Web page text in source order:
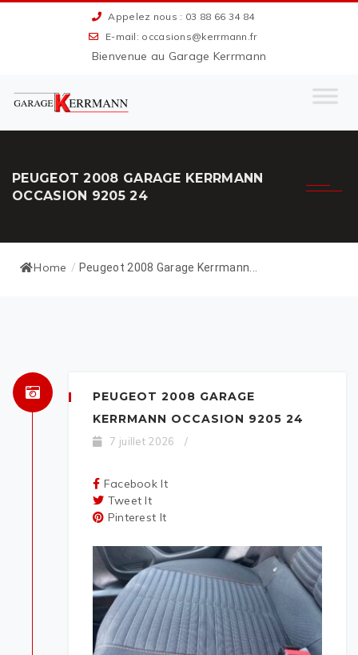
Appelez nous : 03 88 66 34 84
E-mail: occasions@kerrmann.fr
Bienvenue au Garage Kerrmann
PEUGEOT 2008 GARAGE KERRMANN
OCCASION 9205 24
Home / Peugeot 2008 Garage Kerrmann...
PEUGEOT 2008 GARAGE
KERRMANN OCCASION 9205 24
7 juillet 2026 /
Facebook It
Tweet It
Pinterest It